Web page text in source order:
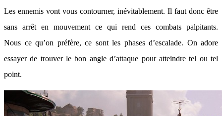
Les ennemis vont vous contourner, inévitablement. Il faut donc être
sans arrêt en mouvement ce qui rend ces combats palpitants.
Nous ce qu’on préfère, ce sont les phases d’escalade. On adore
essayer de trouver le bon angle d’attaque pour atteindre tel ou tel
point.